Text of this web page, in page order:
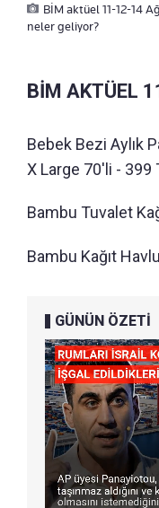
BİM aktüel 11-12-14
neler geliyor?
BİM AKTÜEL
Bebek Bezi Aylık
X Large 70'li - 399
Bambu Tuvalet
Bambu Kağıt
GÜNÜN ÖZETİ